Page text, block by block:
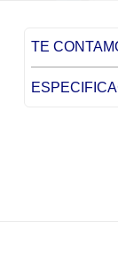
TE